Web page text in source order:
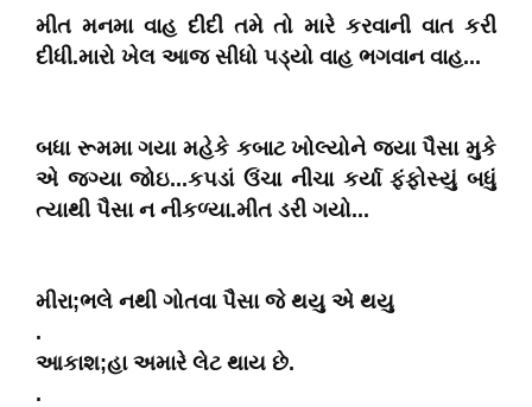
મીત મનમા વાહ દીદી તમે તો મારે કરવાની વાત કરી
દીધી.મારો ખેલ આજ સીધો પડ્યો વાહ ભગવાન વાહ...
બધા રૂમમા ગયા મહેકે કબાટ ખોલ્યોને જ્યા પૈસા મુકે
એ જગ્યા જોઇ...કપડાં ઉંચા નીચા કર્યા ફંફોસ્યું બધું
ત્યાથી પૈસા ન નીકળ્યા.મીત ડરી ગયો...
મીરા;ભલે નથી ગોતવા પૈસા જે થયુ એ થયુ
.
આકાશ;હા અમારે લેટ થાય છે.
.